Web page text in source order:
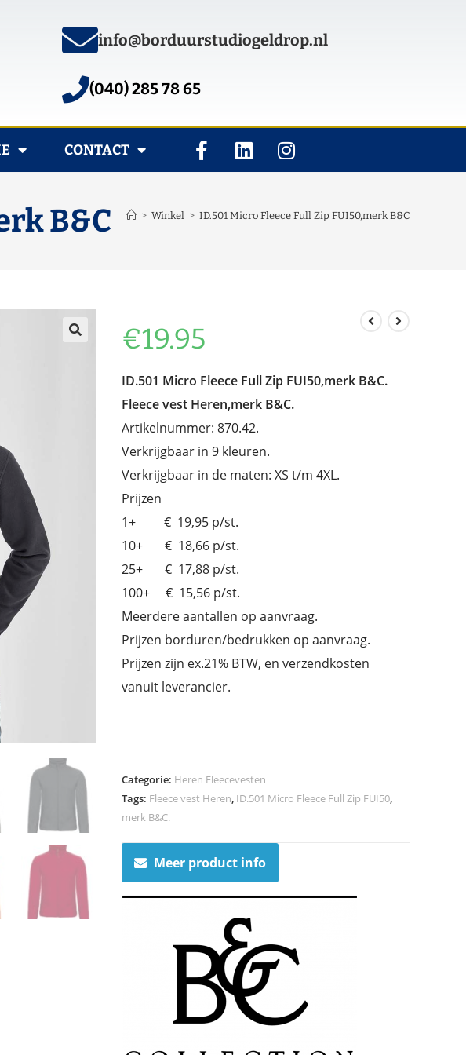
info@borduurstudiogeldrop.nl
(040) 285 78 65
CONTACT
B&C > Winkel > ID.501 Micro Fleece Full Zip FUI50,merk B&C
€19.95
ID.501 Micro Fleece Full Zip FUI50,merk B&C.
Fleece vest Heren,merk B&C.
Artikelnummer: 870.42.
Verkrijgbaar in 9 kleuren.
Verkrijgbaar in de maten: XS t/m 4XL.
Prijzen
1+ € 19,95 p/st.
10+ € 18,66 p/st.
25+ € 17,88 p/st.
100+ € 15,56 p/st.
Meerdere aantallen op aanvraag.
Prijzen borduren/bedrukken op aanvraag.
Prijzen zijn ex.21% BTW, en verzendkosten
vanuit leverancier.
Categorie: Heren Fleecevesten
Tags: Fleece vest Heren, ID.501 Micro Fleece Full Zip FUI50,
merk B&C.
Meer product info